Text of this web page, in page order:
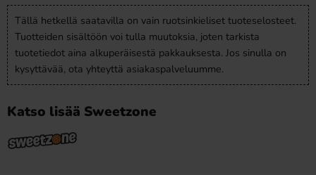
Tällä hetkellä saatavilla on vain ruotsinkieliset tuoteselosteet.
Tuotteiden sisältöön voi tulla muutoksia, joten tarkista
tuotetiedot aina alkuperäisestä pakkauksesta. Jos sinulla on
kysyttävää, ota yhteyttä asiakaspalveluumme.
Katso lisää Sweetzone